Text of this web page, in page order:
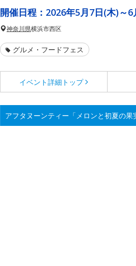
開催日程： 2026年5月7日(木)～
神奈川県横浜市西区
グルメ・フードフェス
イベント詳細 トップ
アフタヌーンティー「メロンと初夏の